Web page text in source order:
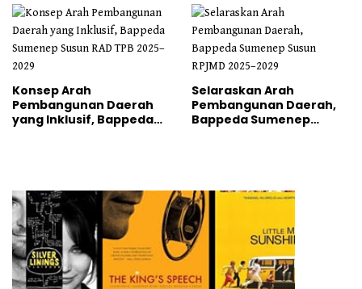
Konsep Arah
Pembangunan Daerah
yang Inklusif, Bappeda
Selaraskan Arah
Pembangunan Daerah,
Bappeda Sumenep